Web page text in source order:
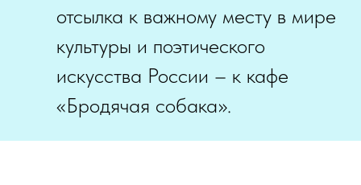
отсылка к важному месту в мире
культуры и поэтического
искусства России – к кафе
«Бродячая собака».